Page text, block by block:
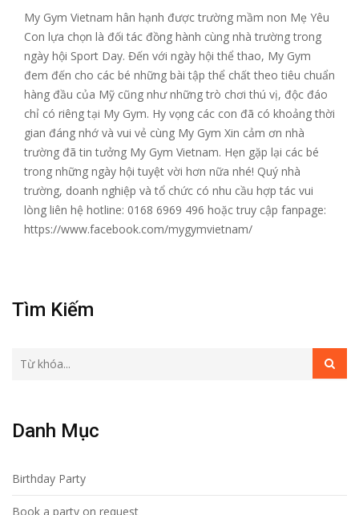
My Gym Vietnam hân hạnh được trường mầm non Mẹ Yêu
Con lựa chọn là đối tác đồng hành cùng nhà trường trong
ngày hội Sport Day. Đến với ngày hội thể thao, My Gym
đem đến cho các bé những bài tập thể chất theo tiêu chuẩn
hàng đầu của Mỹ cũng như những trò chơi thú vị, độc đáo
chỉ có riêng tại My Gym. Hy vọng các con đã có khoảng thời
gian đáng nhớ và vui vẻ cùng My Gym Xin cảm ơn nhà
trường đã tin tưởng My Gym Vietnam. Hẹn gặp lại các bé
trong những ngày hội tuyệt vời hơn nữa nhé! Quý nhà
trường, doanh nghiệp và tổ chức có nhu cầu hợp tác vui
lòng liên hệ hotline: 0168 6969 496 hoặc truy cập fanpage:
https://www.facebook.com/mygymvietnam/
Tìm Kiếm
Danh Mục
Birthday Party
Book a party on request